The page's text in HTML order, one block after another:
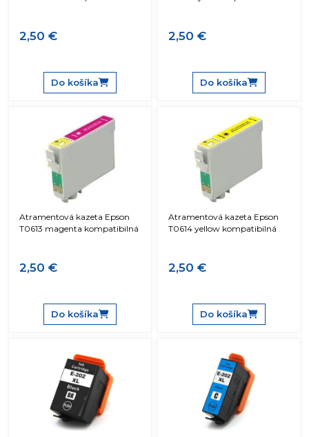
2,50 €
Do košíka
2,50 €
Do košíka
Atramentová kazeta Epson
T0613 magenta kompatibilná
2,50 €
Do košíka
Atramentová kazeta Epson
T0614 yellow kompatibilná
2,50 €
Do košíka